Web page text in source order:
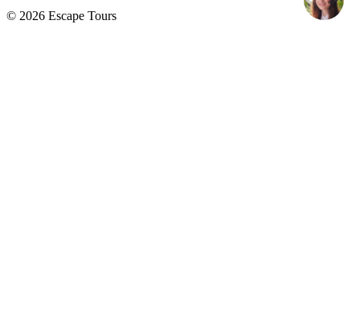
© 2026 Escape Tours